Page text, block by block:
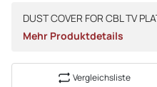
DUST COVER FOR CBL TV
Mehr Produktdetails
Vergleichsliste